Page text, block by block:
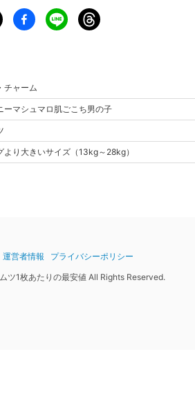
チャーム
ーマシュマロ肌ごこち男の子
より大きいサイズ （13kg～28kg）
運営者情報
プライバシーポリシー
ツ1枚あたりの最安値 All Rights Reserved.